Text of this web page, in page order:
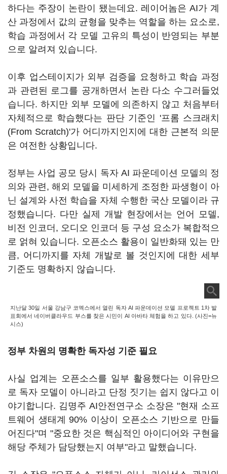
하다는 주장이 논란이 됐는데요. 레이어놈은 AI가 계
산 과정에서 값의 균형을 맞추는 역할을 하는 요소로,
학습 과정에서 각 모델 고유의 특성이 반영되는 부분
으로 알려져 있습니다.
이후 업스테이지가 외부 검증을 요청하고 학습 과정
과 관련된 로그를 공개하면서 논란 다소 수그러들었
습니다. 하지만 외부 모델에 의존하지 않고 처음부터
자체적으로 학습했다는 판단 기준인 '프롬 스크래치
(From Scratch)'가 어디까지인지에 대한 근본적 의문
은 여전한 상황입니다.
정부는 사업 공모 당시 독자 AI 파운데이션 모델의 정
의와 관련, 해외 모델을 미세하게 조정한 파생형이 아
닌 설계와 사전 학습을 자체 수행한 국산 모델이라 규
정했습니다. 다만 실제 개발 현장에서는 언어 모델,
비전 인코더, 오디오 인코더 등 구성 요소가 복합적으
로 얽혀 있습니다. 오픈소스 활용이 일반화돼 있는 만
큼, 어디까지를 자체 개발로 볼 것인지에 대한 세부
기준도 명확하지 않습니다.
지난달 30일 서울 강남구 코엑스에서 열린 독자 AI 파운데이션 모델 프로젝트 1차 발
표회에서 네이버클라우드 부스를 찾은 시민이 AI 아바타 체험을 하고 있다. (사진=뉴
시스)
정부 차원의 명확한 독자성 기준 필요
사실 업계는 오픈소스를 일부 활용했다는 이유만으
로 독자 모델이 아니라고 단정 짓기는 쉽지 않다고 이
야기합니다. 김명주 AI안전연구소 소장은 "현재 소프
트웨어 생태계 90% 이상이 오픈소스 기반으로 만들
어진다"며 "중요한 것은 핵심적인 아이디어와 구현을
해당 주체가 담당했는지 여부"라고 말했습니다.